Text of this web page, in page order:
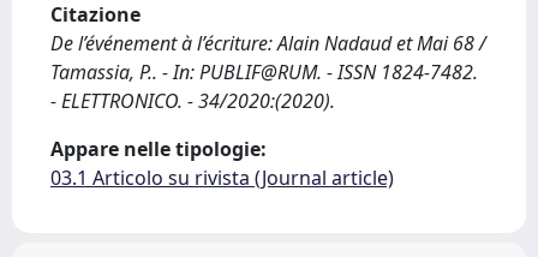
Citazione
De l’événement à l’écriture: Alain Nadaud et Mai 68 /
Tamassia, P.. - In: PUBLIF@RUM. - ISSN 1824-7482.
- ELETTRONICO. - 34/2020:(2020).
Appare nelle tipologie:
03.1 Articolo su rivista (Journal article)